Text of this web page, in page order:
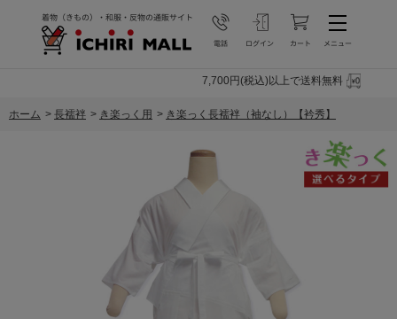
7,700円(税込)以上で送料無料
ホーム > 長襦袢 > き楽っく用 > き楽っく長襦袢（袖なし）【衿秀】